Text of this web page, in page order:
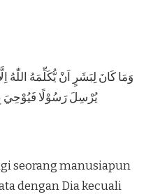
وَمَا كَانَ لِبَشَرٍ اَنْ يُّكَلِّمَهُ اللّٰهُ
يُرْسِلَ رَسُوْلًا فَيُوْحِيَ
seorang manusiapun
dengan Dia kecuali